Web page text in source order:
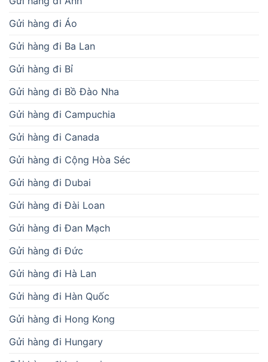
Gửi hàng đi Campuchia
Gửi hàng đi Canada
Gửi hàng đi Cộng Hòa Séc
Gửi hàng đi Dubai
Gửi hàng đi Đài Loan
Gửi hàng đi Đan Mạch
Gửi hàng đi Đức
Gửi hàng đi Hà Lan
Gửi hàng đi Hàn Quốc
Gửi hàng đi Hong Kong
Gửi hàng đi Hungary
Gửi hàng đi Indonesia
Gửi hàng đi Israel
Gửi hàng đi Lào
Gửi hàng đi Luxembourg
Gửi hàng đi Malaysia